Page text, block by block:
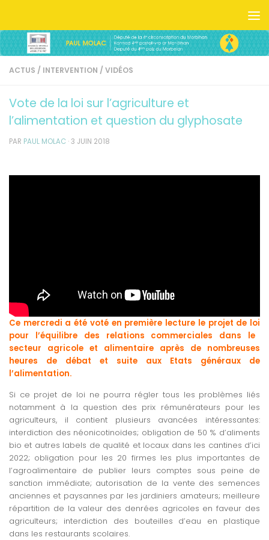
ACTUS / INTERVENTION / VIDÉOS
Vote de la loi sur l’agriculture et
l’alimentation et question du glyphosate
PAR PAUL MOLAC ·3 JUIN 2018
Ce mercredi a été voté en première lecture le projet de loi
pour l’équilibre des relations commerciales dans le
secteur agricole et alimentaire après de nombreuses
heures de débat et suite aux Etats généraux de
l’alimentation.
Si ce projet de loi ne pourra régler tous les problèmes liés
notamment à la question des prix rémunérateurs pour les
agriculteurs, il contient plusieurs avancées intéressantes:
interdiction des néonicotinoïdes; obligation de 50 % d’aliments
bio et autres labels de qualité et locaux dans les cantines d’ici
2022; obligation pour les 20 firmes les plus importantes de
l’agroalimentaire de publier leurs comptes sous peine de
sanction immédiate; autorisation de la vente des semences
anciennes et paysannes par les jardiniers amateurs; meilleure
répartition de la valeur des denrées agricoles en faveur des
agriculteurs; interdiction des bouteilles d’eau en plastique
dans les restaurants scolaires.